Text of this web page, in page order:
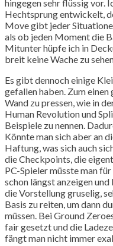
hingegen sehr flüssig vor.
Hechtsprung entwickelt,
Move gibt jeder
als ob jeden Moment die
Mitunter hüpfe ich in
breit keine Wache zu
Es gibt dennoch einige
gefallen haben. Zum einen
Wand zu pressen, wie in
Human Revolution und
Beispiele zu nennen.
Könnte man sich aber an
Haftung, was sich auch
die Checkpoints, die
PC-Spieler müsste man
schon längst anzeigen
die Vorstellung gruselig,
Basis zu reiten, um dann
müssen. Bei Ground
fair gesetzt und die
fängt man nicht immer